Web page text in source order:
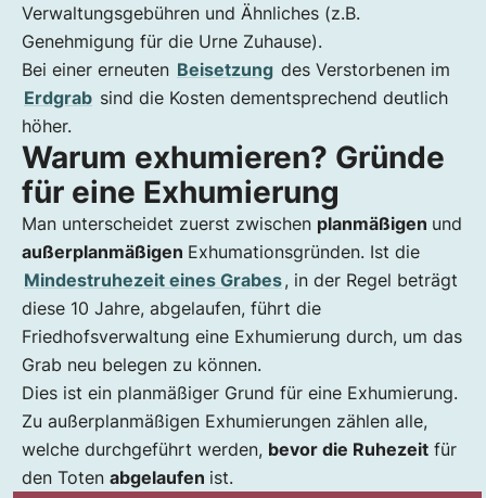
Verwaltungsgebühren und Ähnliches (z.B.
Genehmigung für die Urne Zuhause).
Bei einer erneuten Beisetzung des Verstorbenen im
Erdgrab sind die Kosten dementsprechend deutlich
höher.
Warum exhumieren? Gründe
für eine Exhumierung
Man unterscheidet zuerst zwischen planmäßigen und
außerplanmäßigen Exhumationsgründen. Ist die
Mindestruhezeit eines Grabes, in der Regel beträgt
diese 10 Jahre, abgelaufen, führt die
Friedhofsverwaltung eine Exhumierung durch, um das
Grab neu belegen zu können.
Dies ist ein planmäßiger Grund für eine Exhumierung.
Zu außerplanmäßigen Exhumierungen zählen alle,
welche durchgeführt werden, bevor die Ruhezeit für
den Toten abgelaufen ist.